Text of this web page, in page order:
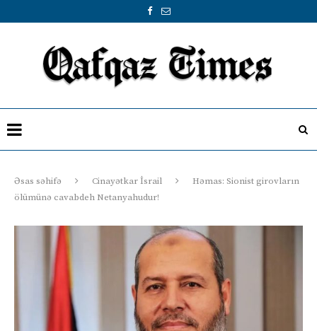
Əsas səhifə Cinayətkar İsrail
Həmas: Sionist girovların
ölümünə cavabdeh Netanyahudur!